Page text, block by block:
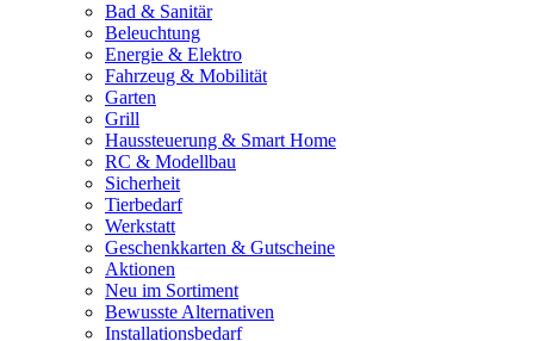
Bad & Sanitär
Beleuchtung
Energie & Elektro
Fahrzeug & Mobilität
Garten
Grill
Haussteuerung & Smart Home
RC & Modellbau
Sicherheit
Tierbedarf
Werkstatt
Geschenkkarten & Gutscheine
Aktionen
Neu im Sortiment
Bewusste Alternativen
Installationsbedarf